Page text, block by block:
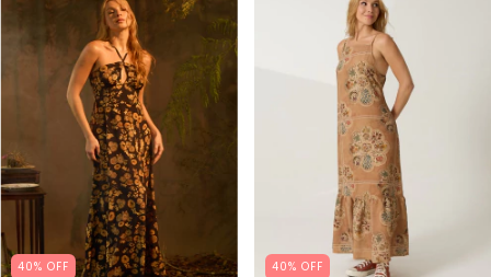
40% OFF 40% OFF